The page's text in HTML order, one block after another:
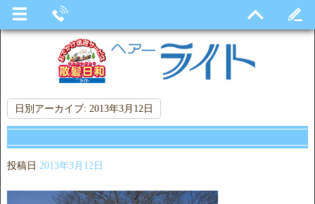
日別アーカイブ: 2013年3月12日
投稿日 2013年3月12日